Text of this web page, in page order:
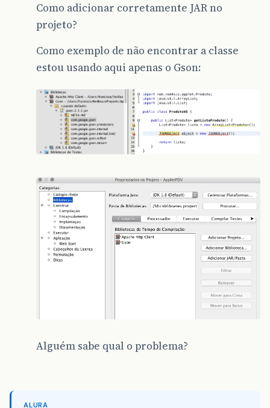
Como adicionar corretamente JAR no
projeto?
Como exemplo de não encontrar a classe
estou usando aqui apenas o Gson:
Alguém sabe qual o problema?
ALURA